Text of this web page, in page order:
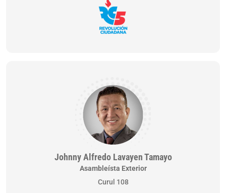
Johnny Alfredo Lavayen Tamayo
Asambleísta Exterior
Curul 108